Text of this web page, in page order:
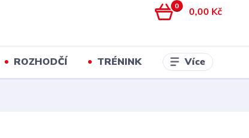
0 0,00 Kč
ROZHODČÍ TRÉNINK Více